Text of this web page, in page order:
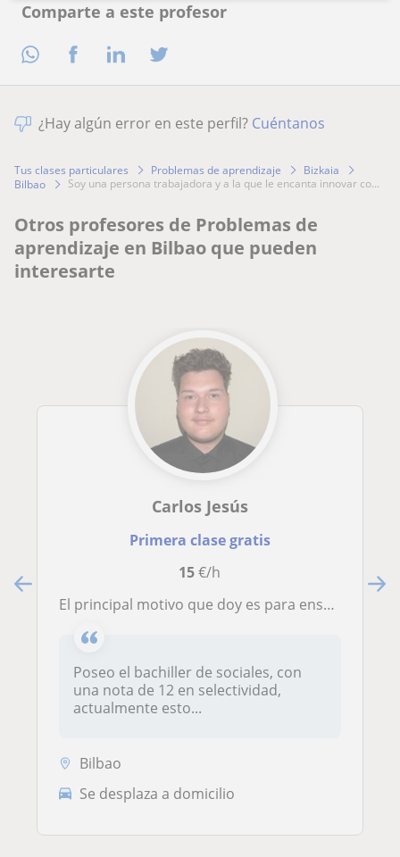
Comparte a este profesor
¿Hay algún error en este perfil? Cuéntanos
Tus clases particulares Problemas de aprendizaje
Bizkaia
Bilbao
soy una persona trabajadora y a la que le encanta innovar co...
Otros profesores de Problemas de
aprendizaje en Bilbao que pueden
interesarte
Carlos Jesús
Primera clase gratis
15€/h
El principal motivo que doy es para enseñar a mis alumnos como analizar y realizar un correcto estudio de sus asignaturas
Poseo el bachiller de sociales, con
una nota de 12 en selectividad,
actualmente esto...
Bilbao
Se desplaza a domicilio